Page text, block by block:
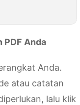
PDF Anda
Anda.
atau catatan
lalu klik